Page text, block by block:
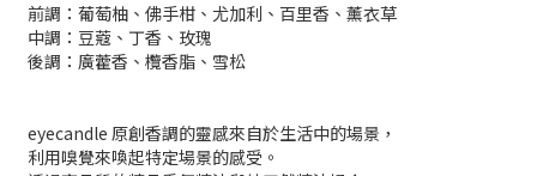
前調：葡萄柚、佛手柑、尤加利、百里香、薰衣草
中調：豆蔻、丁香、玫瑰
後調：廣藿香、欖香脂、雪松
eyecandle 原創香調的靈感來自於生活中的場景，
利用嗅覺來喚起特定場景的感受。